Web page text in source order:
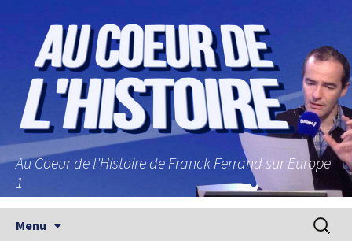
Au Coeur de l'Histoire de Franck Ferrand sur Europe
1
Menu